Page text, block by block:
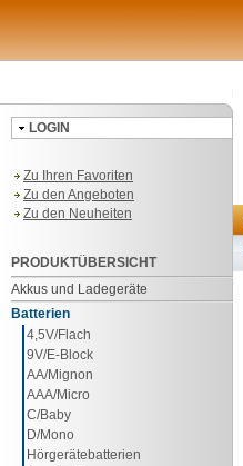
LOGIN
Zu Ihren Favoriten
Zu den Angeboten
Zu den Neuheiten
PRODUKTÜBERSICHT
Akkus und Ladegeräte
Batterien
4,5V/Flach
9V/E-Block
AA/Mignon
AAA/Micro
C/Baby
D/Mono
Hörgerätebatterien